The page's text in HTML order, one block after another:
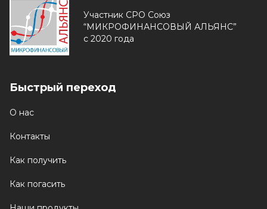
Участник СРО Союз
“МИКРОФИНАНСОВЫЙ АЛЬЯНС”
с 2020 года
Быстрый переход
О нас
Контакты
Как получить
Как погасить